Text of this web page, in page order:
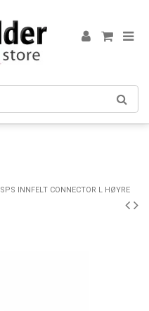
SPS INNFELT CONNECTOR L HØYRE